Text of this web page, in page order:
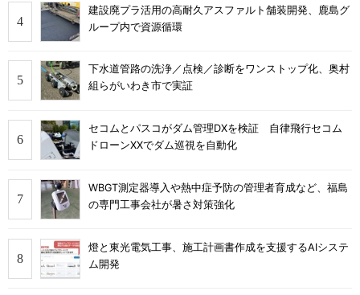
建設廃プラ活用の高耐久アスファルト舗装開発、鹿島グ
ループ内で資源循環
下水道管路の洗浄／点検／診断をワンストップ化、奥村
組らがいわき市で実証
セコムとパスコがダム管理DXを検証 自律飛行セコム
ドローンXXでダム巡視を自動化
WBGT測定器導入や熱中症予防の管理者育成など、福島
の専門工事会社が暑さ対策強化
燈と東光電気工事、施工計画書作成を支援するAIシステ
ム開発